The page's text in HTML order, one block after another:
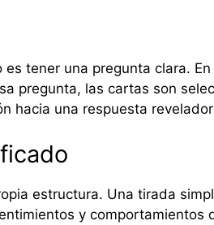
es tener una pregunta clara.
pregunta, las cartas son
hacia una respuesta
estructura. Una tirada
y comportamientos